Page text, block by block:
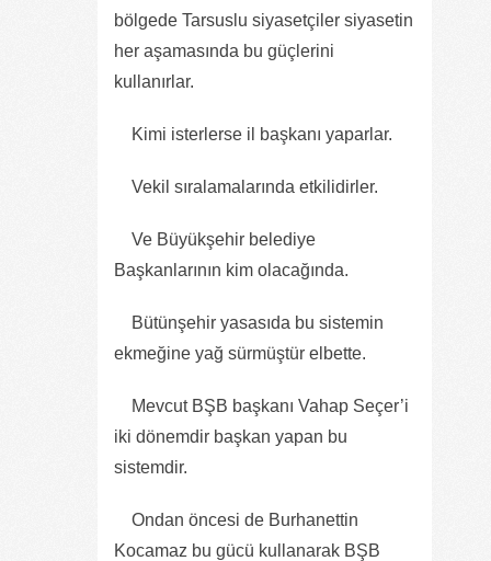
bölgede Tarsuslu siyasetçiler siyasetin
her aşamasında bu güçlerini
kullanırlar.
Kimi isterlerse il başkanı yaparlar.
Vekil sıralamalarında etkilidirler.
Ve Büyükşehir belediye
Başkanlarının kim olacağında.
Bütünşehir yasasıda bu sistemin
ekmeğine yağ sürmüştür elbette.
Mevcut BŞB başkanı Vahap Seçer’i
iki dönemdir başkan yapan bu
sistemdir.
Ondan öncesi de Burhanettin
Kocamaz bu gücü kullanarak BŞB